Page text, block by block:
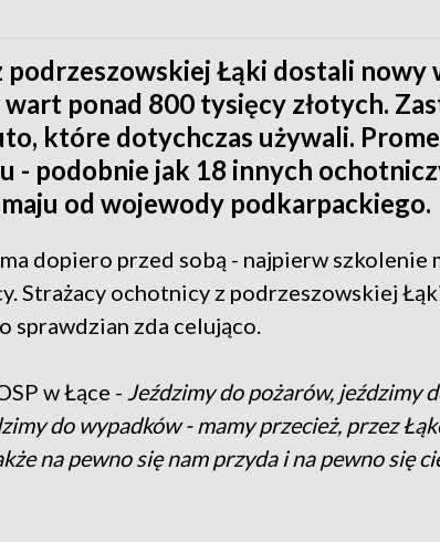
podrzeszowskiej Łąki dostali nowy
ponad 800 tysięcy złotych.
które dotychczas używali.
- podobnie jak 18 innych
od wojewody podkarpackiego.
dopiero przed sobą - najpierw szkolenie
Strażacy ochotnicy z podrzeszowskiej
sprawdzian zda celująco.
w Łące - Jeździmy do pożarów, jeździmy
do wypadków - mamy przecież, przez
na pewno się nam przyda i na pewno się